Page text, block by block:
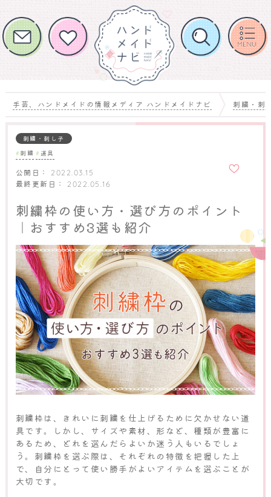
手芸、ハンドメイドの情報メディア ハンドメイドナビ 刺繍・刺
刺繍・刺し子
刺繍 道具
公開日： 2022.03.15
最終更新日： 2022.05.16
入りに
刺繍枠の使い方・選び方のポイント
｜おすすめ3選も紹介
刺繍枠は、きれいに刺繍を仕上げるために欠かせない道
具です。しかし、サイズや素材、形など、種類が豊富に
あるため、どれを選んだらよいか迷う人もいるでしょ
う。刺繍枠を選ぶ際は、それぞれの特徴を把握した上
で、自分にとって使い勝手がよいアイテムを選ぶことが
大切です。